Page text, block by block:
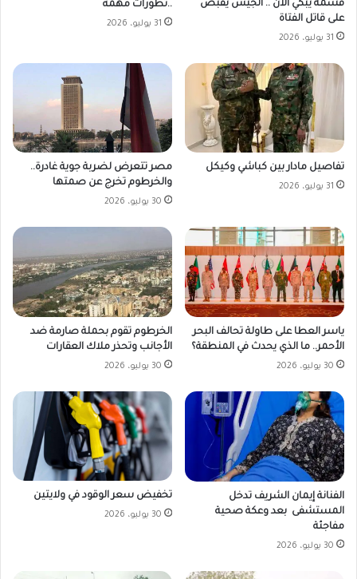
قسمة يبكي الآن .. الجيش يقبض
على قاتل الفتاة
31 يوليو، 2026
..تطورات مهمة
31 يوليو، 2026
تفاصيل مادار بين كباشي وكيكل
31 يوليو، 2026
مصر تتعرض لضربة جوية غادرة..
والخرطوم تخرج عن صمتها
30 يوليو، 2026
ياسر العطا على طاولة تحالف البحر
الأحمر.. ما الذي يحدث في المنطقة؟
30 يوليو، 2026
الخرطوم تقوم بحملة صارمة ضد
الأجانب وتحذر ملاك العقارات
30 يوليو، 2026
الفنانة إيمان الشريف تدخل
المستشفى بعد وعكة صحية
مفاجئة
30 يوليو، 2026
تخفيض سعر الوقود في ولايتين
30 يوليو، 2026